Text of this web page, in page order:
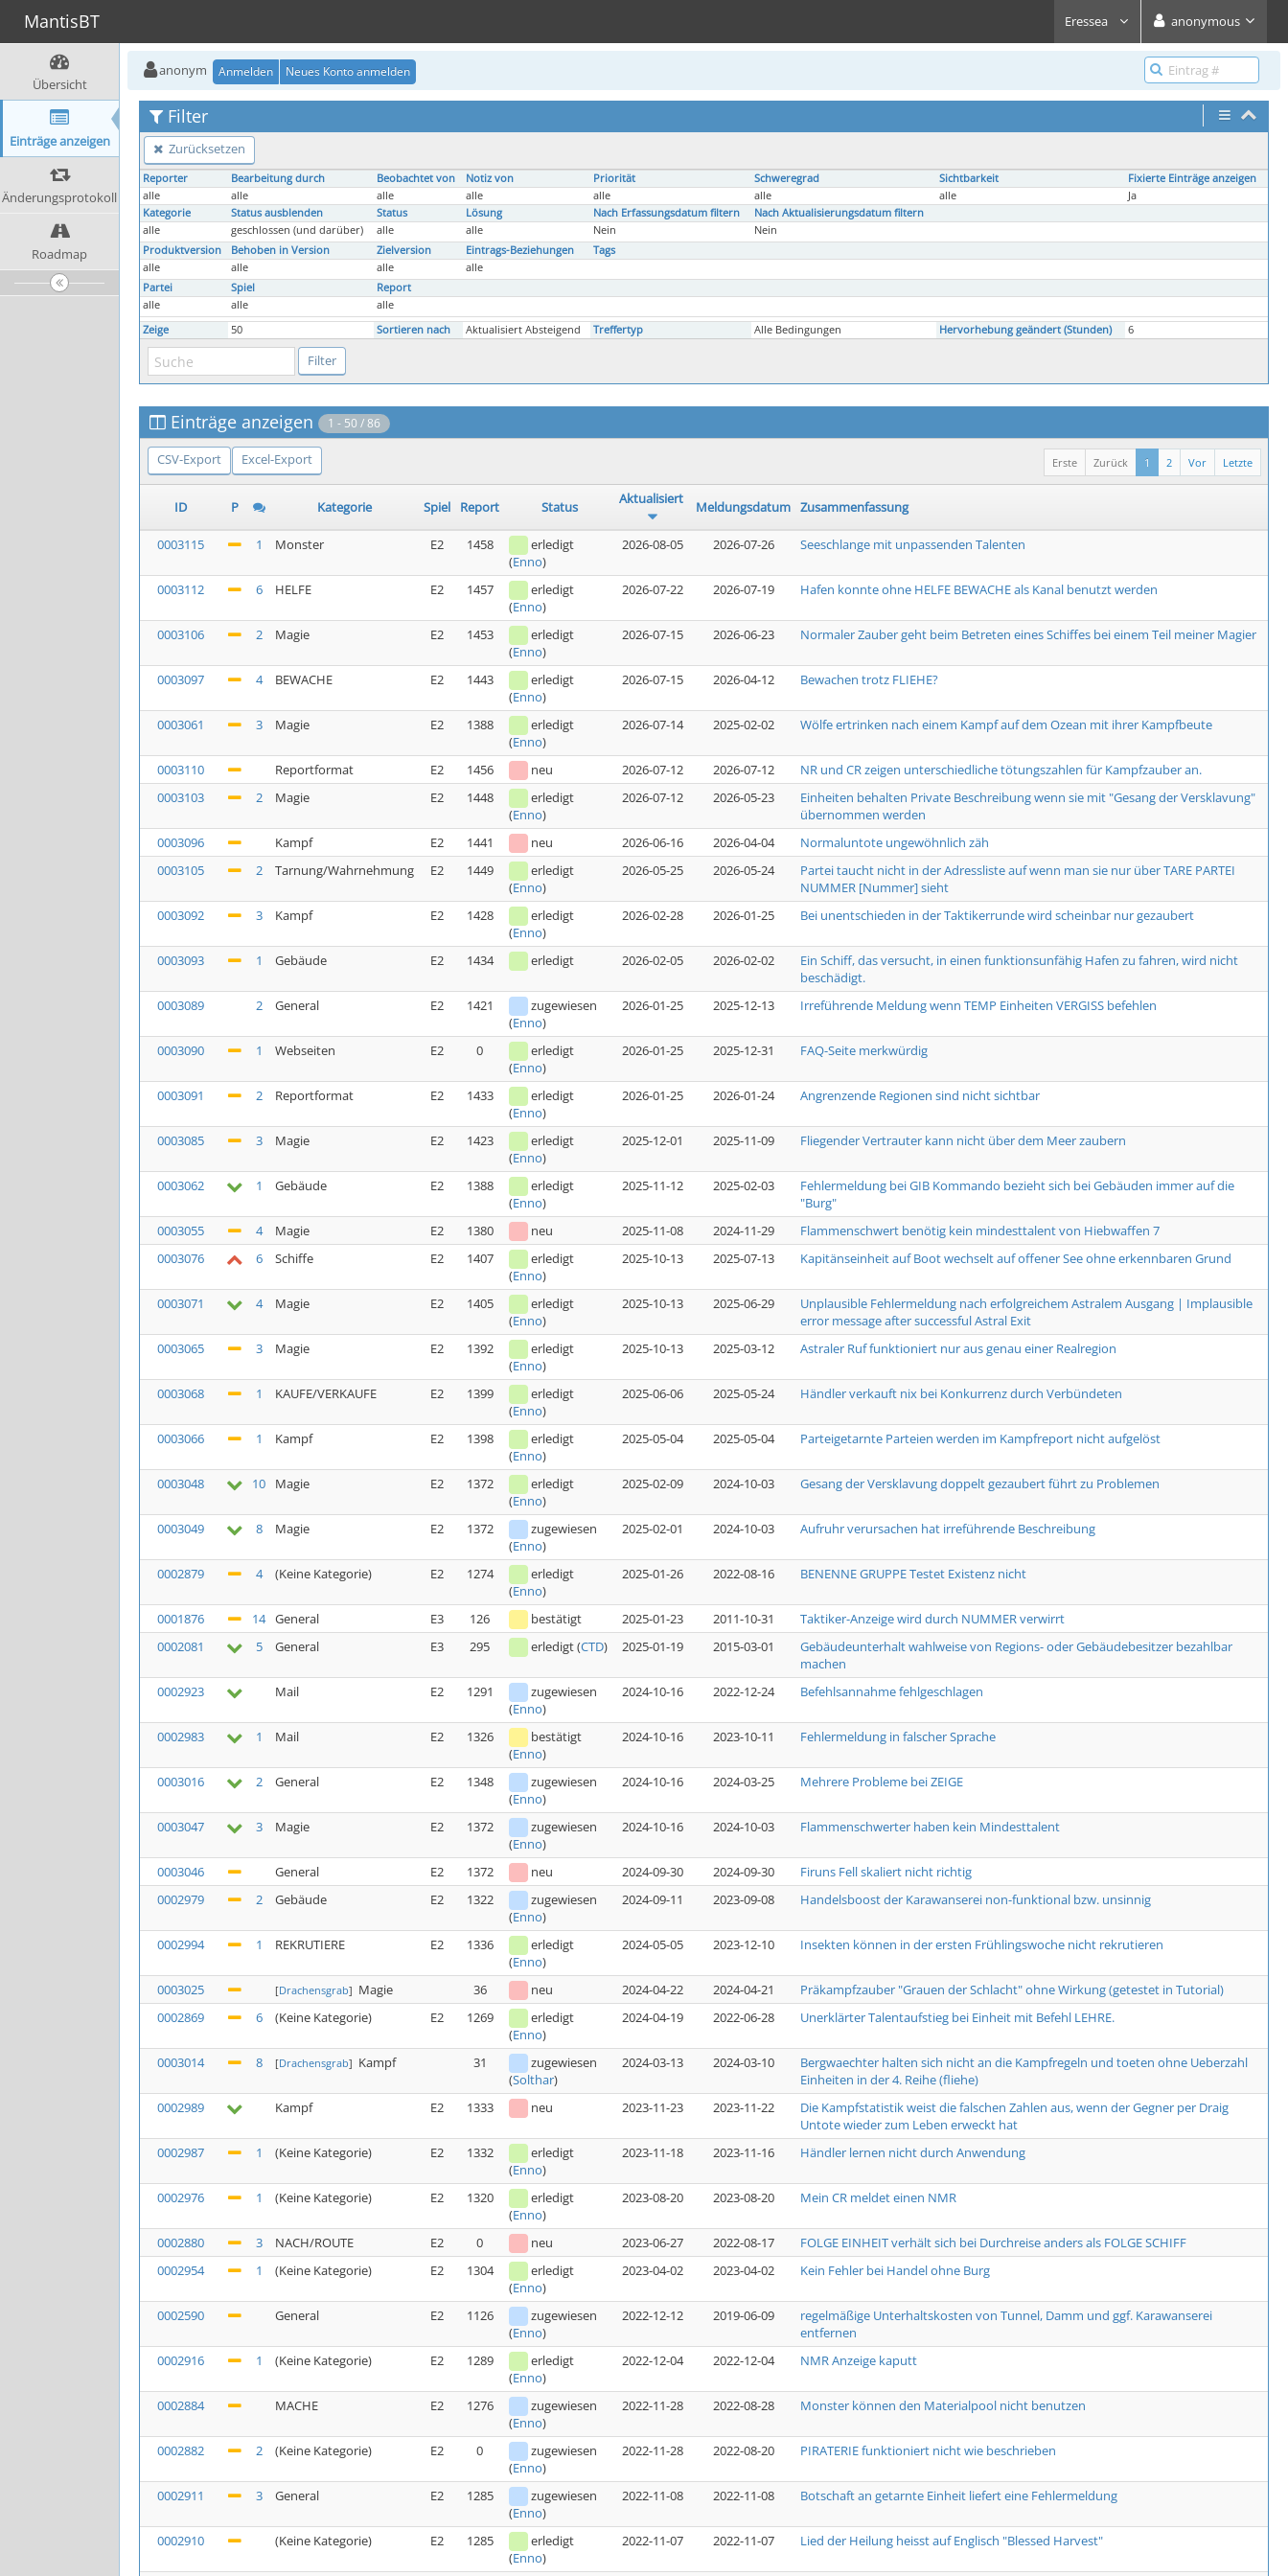
MantisBT Eressea anonymous
Übersicht
Einträge anzeigen
Änderungsprotokoll
Roadmap
anonym Anmelden Neues Konto anmelden
Filter
Zurücksetzen
Reporter Bearbeitung durch Beobachtet von Notiz von Priorität Schweregrad Sichtbarkeit
Fixierte Einträge anzeigen
alle
alle alle alle alle alle alle
Ja
Kategorie
Status ausblenden Status Lösung Nach Erfassungsdatum filtern
Nach Aktualisierungsdatum filtern
alle
geschlossen (und darüber) alle alle Nein
Nein
Produktversion
Behoben in Version Zielversion Eintrags-Beziehungen
Tags
alle
alle alle
alle
Partei
Spiel
Report
alle
alle
alle
Zeige
50 Sortieren nach Aktualisiert Absteigend Treffertyp Alle Bedingungen Hervorhebung geändert (Stunden) 6
Einträge anzeigen 1 - 50 / 86
CSV-Export Excel-Export Letzte
Vor
2
1
Zurück
Erste
ID P Kategorie Spiel Report Status Aktualisiert Meldungsdatum Zusammenfassung
0003115 1 Monster E2 1458
erledigt
(Enno)
2026-08-05 2026-07-26 Seeschlange mit unpassenden Talenten
0003112 6 HELFE E2 1457
erledigt
(Enno)
2026-07-22 2026-07-19 Hafen konnte ohne HELFE BEWACHE als Kanal benutzt werden
0003106 2 Magie E2 1453
erledigt
(Enno)
2026-07-15 2026-06-23 Normaler Zauber geht beim Betreten eines Schiffes bei einem Teil meiner Magier
0003097 4 BEWACHE E2 1443
erledigt
(Enno)
2026-07-15 2026-04-12 Bewachen trotz FLIEHE?
0003061 3 Magie E2 1388
erledigt
(Enno)
2026-07-14 2025-02-02 Wölfe ertrinken nach einem Kampf auf dem Ozean mit ihrer Kampfbeute
0003110 Reportformat E2 1456 neu 2026-07-12 2026-07-12
NR und CR zeigen unterschiedliche tötungszahlen für Kampfzauber an.
0003103
2 Magie E2 1448
erledigt
(Enno)
2026-07-12 2026-05-23
Einheiten behalten Private Beschreibung wenn sie mit "Gesang der Versklavung"
übernommen werden
0003096
Kampf E2 1441 neu 2026-06-16 2026-04-04
Normaluntote ungewöhnlich zäh
0003105
2 Tarnung/Wahrnehmung E2 1449
erledigt
(Enno)
2026-05-25 2026-05-24
Partei taucht nicht in der Adressliste auf wenn man sie nur über TARE PARTEI
NUMMER [Nummer] sieht
0003092
3 Kampf E2 1428
erledigt
(Enno)
2026-02-28 2026-01-25 Bei unentschieden in der Taktikerrunde wird scheinbar nur gezaubert
0003093 1 Gebäude E2 1434 erledigt 2026-02-05 2026-02-02
Ein Schiff, das versucht, in einen funktionsunfähig Hafen zu fahren, wird nicht
beschädigt.
0003089
2 General E2 1421
zugewiesen
(Enno)
2026-01-25 2025-12-13 Irreführende Meldung wenn TEMP Einheiten VERGISS befehlen
0003090 1 Webseiten E2 0
erledigt
(Enno)
2026-01-25 2025-12-31 FAQ-Seite merkwürdig
0003091 2 Reportformat E2 1433
erledigt
(Enno)
2026-01-25 2026-01-24 Angrenzende Regionen sind nicht sichtbar
0003085 3 Magie E2 1423
erledigt
(Enno)
2025-12-01 2025-11-09 Fliegender Vertrauter kann nicht über dem Meer zaubern
0003062 1 Gebäude E2 1388
erledigt
(Enno)
2025-11-12 2025-02-03
Fehlermeldung bei GIB Kommando bezieht sich bei Gebäuden immer auf die
"Burg"
0003055
4 Magie E2 1380 neu 2025-11-08 2024-11-29
Flammenschwert benötig kein mindesttalent von Hiebwaffen 7
0003076
6 Schiffe E2 1407
erledigt
(Enno)
2025-10-13 2025-07-13 Kapitänseinheit auf Boot wechselt auf offener See ohne erkennbaren Grund
0003071 4 Magie E2 1405
erledigt
(Enno)
2025-10-13 2025-06-29
Unplausible Fehlermeldung nach erfolgreichem Astralem Ausgang | Implausible
error message after successful Astral Exit
0003065
3 Magie E2 1392
erledigt
(Enno)
2025-10-13 2025-03-12 Astraler Ruf funktioniert nur aus genau einer Realregion
0003068 1 KAUFE/VERKAUFE E2 1399
erledigt
(Enno)
2025-06-06 2025-05-24 Händler verkauft nix bei Konkurrenz durch Verbündeten
0003066 1 Kampf E2 1398
erledigt
(Enno)
2025-05-04 2025-05-04 Parteigetarnte Parteien werden im Kampfreport nicht aufgelöst
0003048 10 Magie E2 1372
erledigt
(Enno)
2025-02-09 2024-10-03 Gesang der Versklavung doppelt gezaubert führt zu Problemen
0003049 8 Magie E2 1372
zugewiesen
(Enno)
2025-02-01 2024-10-03 Aufruhr verursachen hat irreführende Beschreibung
0002879 4 (Keine Kategorie) E2 1274
erledigt
(Enno)
2025-01-26 2022-08-16 BENENNE GRUPPE Testet Existenz nicht
0001876 14 General E3 126 bestätigt 2025-01-23 2011-10-31
Taktiker-Anzeige wird durch NUMMER verwirrt
0002081
5 General E3 295 erledigt(CTD) 2025-01-19 2015-03-01
Gebäudeunterhalt wahlweise von Regions- oder Gebäudebesitzer bezahlbar
machen
0002923
Mail E2 1291
zugewiesen
(Enno)
2024-10-16 2022-12-24 Befehlsannahme fehlgeschlagen
0002983 1 Mail E2 1326
bestätigt
(Enno)
2024-10-16 2023-10-11 Fehlermeldung in falscher Sprache
0003016 2 General E2 1348
zugewiesen
(Enno)
2024-10-16 2024-03-25 Mehrere Probleme bei ZEIGE
0003047 3 Magie E2 1372
zugewiesen
(Enno)
2024-10-16 2024-10-03 Flammenschwerter haben kein Mindesttalent
0003046 General E2 1372 neu 2024-09-30 2024-09-30
Firuns Fell skaliert nicht richtig
0002979
2 Gebäude E2 1322
zugewiesen
(Enno)
2024-09-11 2023-09-08 Handelsboost der Karawanserei non-funktional bzw. unsinnig
0002994 1 REKRUTIERE E2 1336
erledigt
(Enno)
2024-05-05 2023-12-10 Insekten können in der ersten Frühlingswoche nicht rekrutieren
0003025 [Drachensgrab] Magie 36 neu 2024-04-22 2024-04-21
Präkampfzauber "Grauen der Schlacht" ohne Wirkung (getestet in Tutorial)
0002869
6 (Keine Kategorie) E2 1269
erledigt
(Enno)
2024-04-19 2022-06-28 Unerklärter Talentaufstieg bei Einheit mit Befehl LEHRE.
0003014 8 [Drachensgrab] Kampf 31
zugewiesen
(Solthar)
2024-03-13 2024-03-10
Bergwaechter halten sich nicht an die Kampfregeln und toeten ohne Ueberzahl
Einheiten in der 4. Reihe (fliehe)
0002989
Kampf E2 1333 neu 2023-11-23 2023-11-22
Die Kampfstatistik weist die falschen Zahlen aus, wenn der Gegner per Draig
Untote wieder zum Leben erweckt hat
0002987
1 (Keine Kategorie) E2 1332
erledigt
(Enno)
2023-11-18 2023-11-16 Händler lernen nicht durch Anwendung
0002976 1 (Keine Kategorie) E2 1320
erledigt
(Enno)
2023-08-20 2023-08-20 Mein CR meldet einen NMR
0002880 3 NACH/ROUTE E2 0 neu 2023-06-27 2022-08-17
FOLGE EINHEIT verhält sich bei Durchreise anders als FOLGE SCHIFF
0002954
1 (Keine Kategorie) E2 1304
erledigt
(Enno)
2023-04-02 2023-04-02 Kein Fehler bei Handel ohne Burg
0002590 General E2 1126
zugewiesen
(Enno)
2022-12-12 2019-06-09
regelmäßige Unterhaltskosten von Tunnel, Damm und ggf. Karawanserei
entfernen
0002916
1 (Keine Kategorie) E2 1289
erledigt
(Enno)
2022-12-04 2022-12-04 NMR Anzeige kaputt
0002884 MACHE E2 1276
zugewiesen
(Enno)
2022-11-28 2022-08-28 Monster können den Materialpool nicht benutzen
0002882 2 (Keine Kategorie) E2 0
zugewiesen
(Enno)
2022-11-28 2022-08-20 PIRATERIE funktioniert nicht wie beschrieben
0002911 3 General E2 1285
zugewiesen
(Enno)
2022-11-08 2022-11-08 Botschaft an getarnte Einheit liefert eine Fehlermeldung
0002910 (Keine Kategorie) E2 1285
erledigt
(Enno)
2022-11-07 2022-11-07 Lied der Heilung heisst auf Englisch "Blessed Harvest"